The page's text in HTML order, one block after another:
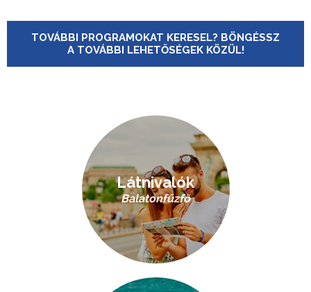
TOVÁBBI PROGRAMOKAT KERESEL? BÖNGÉSSZ
A TOVÁBBI LEHETŐSÉGEK KÖZÜL!
Látnivalók
Balatonfűzfő